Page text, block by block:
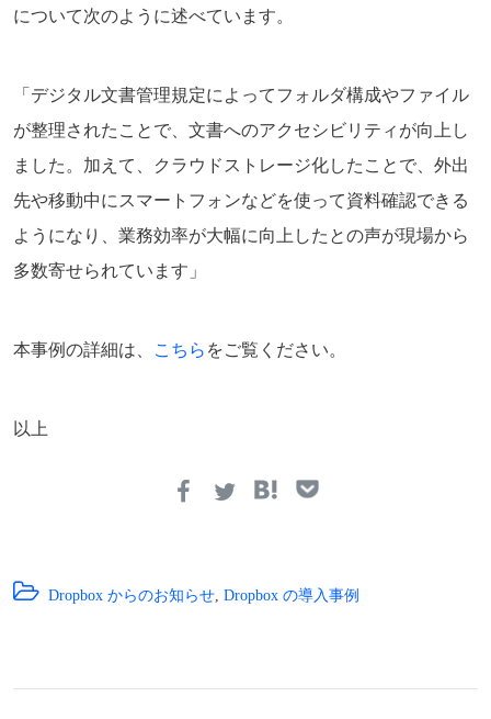
について次のように述べています。
「デジタル文書管理規定によってフォルダ構成やファイル
が整理されたことで、文書へのアクセシビリティが向上し
ました。加えて、クラウドストレージ化したことで、外出
先や移動中にスマートフォンなどを使って資料確認できる
ようになり、業務効率が大幅に向上したとの声が現場から
多数寄せられています」
本事例の詳細は、 こちら をご覧ください。
以上
Dropbox からのお知らせ, Dropbox の導入事例